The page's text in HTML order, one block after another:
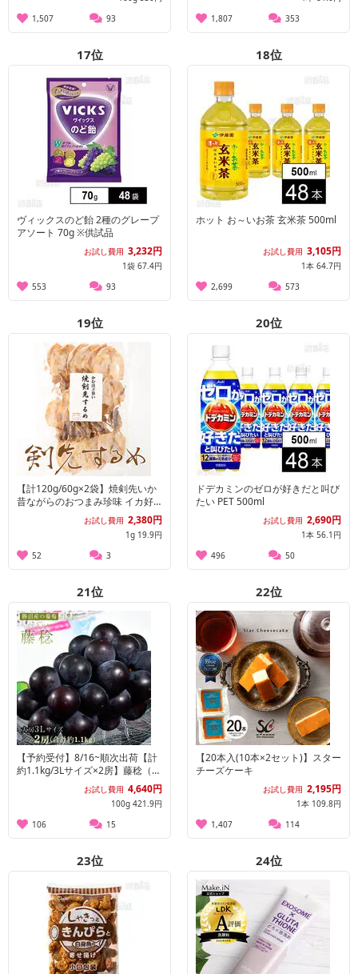
1,507
93
1,807
353
17位
ヴィックスのど飴 2種のグレープ
アソート 70g ※供試品
お試し費用 3,232円
1袋 67.4円
553
93
18位
ホット お～いお茶 玄米茶 500ml
お試し費用 3,105円
1本 64.7円
2,699
573
19位
【計120g/60g×2袋】焼剣先いか
昔ながらのおつまみ珍味 イカ好
きにはたまらない一品♪
お試し費用 2,380円
1g 19.9円
52
3
20位
ドデカミンのゼロが好きだと叫び
たい PET 500ml
お試し費用 2,690円
1本 56.1円
496
50
21位
【予約受付】8/16~順次出荷【計
約1.1kg/3Lサイズ×2房】藤稔（ふ
じみのり）山梨県産ぶどう
お試し費用 4,640円
100g 421.9円
106
15
22位
【20本入(10本×2セット)】スター
チーズケーキ
お試し費用 2,195円
1本 109.8円
1,407
114
23位 24位